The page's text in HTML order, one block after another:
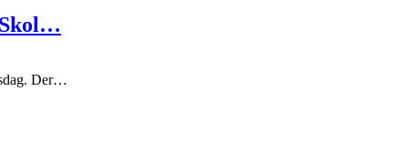
Skol…
Der…